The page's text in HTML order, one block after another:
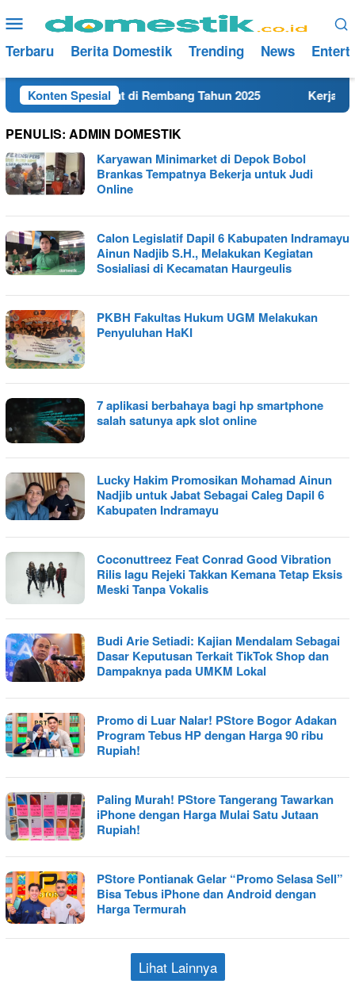
ke
konten
Menu
Mobile
Terbaru Berita Domestik Trending News
Konten Spesial
SMK Terdekat di Rembang Tahun 2025 Kerja
PENULIS: ADMIN DOMESTIK
Karyawan Minimarket di Depok Bobol
Brankas Tempatnya Bekerja untuk Judi
Online
Calon Legislatif Dapil 6 Kabupaten Indramayu
Ainun Nadjib S.H., Melakukan Kegiatan
Sosialiasi di Kecamatan Haurgeulis
PKBH Fakultas Hukum UGM Melakukan
Penyuluhan HaKI
7 aplikasi berbahaya bagi hp smartphone
salah satunya apk slot online
Lucky Hakim Promosikan Mohamad Ainun
Nadjib untuk Jabat Sebagai Caleg Dapil 6
Kabupaten Indramayu
Coconuttreez Feat Conrad Good Vibration
Rilis lagu Rejeki Takkan Kemana Tetap Eksis
Meski Tanpa Vokalis
Budi Arie Setiadi: Kajian Mendalam Sebagai
Dasar Keputusan Terkait TikTok Shop dan
Dampaknya pada UMKM Lokal
Promo di Luar Nalar! PStore Bogor Adakan
Program Tebus HP dengan Harga 90 ribu
Rupiah!
Paling Murah! PStore Tangerang Tawarkan
iPhone dengan Harga Mulai Satu Jutaan
Rupiah!
PStore Pontianak Gelar “Promo Selasa Sell”
Bisa Tebus iPhone dan Android dengan
Harga Termurah
Lihat Lainnya